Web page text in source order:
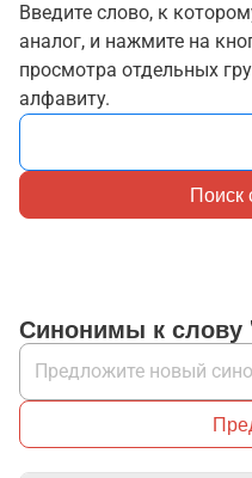
Введите слово, к
аналог, и нажмите на
просмотра отдельных
алфавиту.
Поиск
Синонимы к